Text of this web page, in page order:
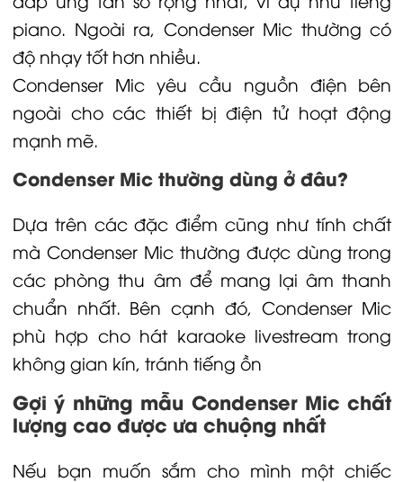
piano. Ngoài ra, Condenser Mic thường có
độ nhạy tốt hơn nhiều.
Condenser Mic yêu cầu nguồn điện bên
ngoài cho các thiết bị điện tử hoạt động
mạnh mẽ.
Condenser Mic thường dùng ở đâu?
Dựa trên các đặc điểm cũng như tính chất
mà Condenser Mic thường được dùng trong
các phòng thu âm để mang lại âm thanh
chuẩn nhất. Bên cạnh đó, Condenser Mic
phù hợp cho hát karaoke livestream trong
không gian kín, tránh tiếng ồn
Gợi ý những mẫu Condenser Mic chất
lượng cao được ưa chuộng nhất
Nếu bạn muốn sắm cho mình một chiếc